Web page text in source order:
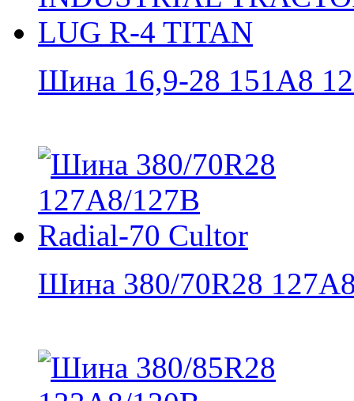
Шина 16,9-28 151A8
Шина 380/70R28